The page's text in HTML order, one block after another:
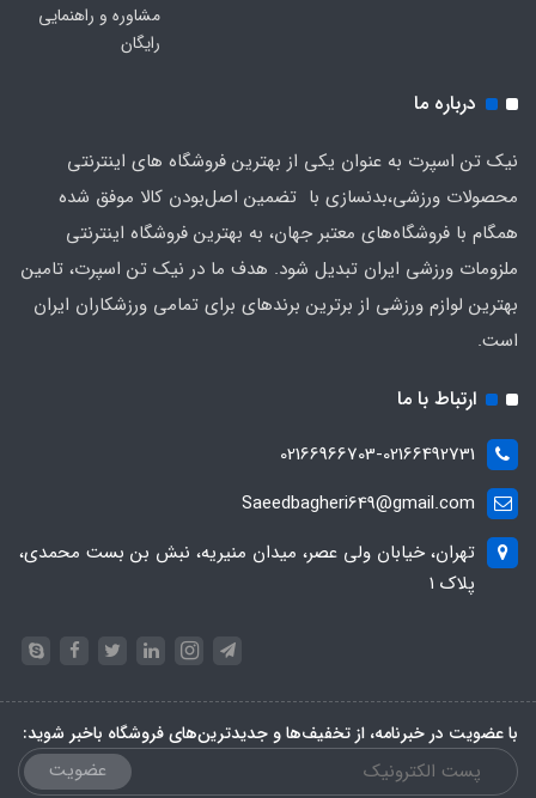
مشاوره و راهنمایی
رایگان
درباره ما
نیک تن اسپرت به عنوان یکی از بهترین فروشگاه های اینترنتی
محصولات ورزشی،بدنسازی با تضمین اصل‌بودن کالا موفق شده
همگام با فروشگاه‌های معتبر جهان، به بهترین فروشگاه اینترنتی
ملزومات ورزشی ایران تبدیل شود. هدف ما در نیک تن اسپرت، تامین
بهترین لوازم ورزشی از برترین برندهای برای تمامی ورزشکاران ایران
است.
ارتباط با ما
02166966703-02166492731
Saeedbagheri649@gmail.com
تهران، خیابان ولی عصر، میدان منیریه، نبش بن بست محمدی،
پلاک ۱
با عضویت در خبرنامه، از تخفیف‌ها و جدیدترین‌های فروشگاه باخبر شوید:
عضویت